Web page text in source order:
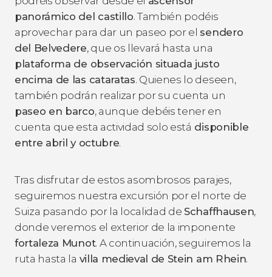
panorámico del castillo. También podéis
aprovechar para dar un paseo por el sendero
del Belvedere, que os llevará hasta una
plataforma de observación situada justo
encima de las cataratas. Quienes lo deseen,
también podrán realizar por su cuenta un
paseo en barco, aunque debéis tener en
cuenta que esta actividad solo está disponible
entre abril y octubre.
Tras disfrutar de estos asombrosos parajes,
seguiremos nuestra excursión por el norte de
Suiza pasando por la localidad de Schaffhausen,
donde veremos el exterior de la imponente
fortaleza Munot. A continuación, seguiremos la
ruta hasta la villa medieval de Stein am Rhein.